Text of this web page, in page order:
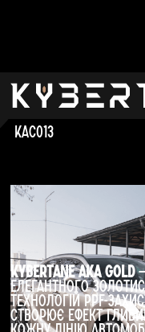
Aka
KAC013
Kybertane Aka Gold
елегантного
технологій PPF-
створює ефект